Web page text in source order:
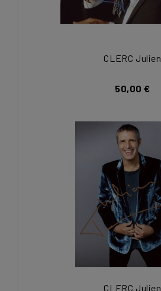
CLERC Julien
50,00 €
CLERC Julien